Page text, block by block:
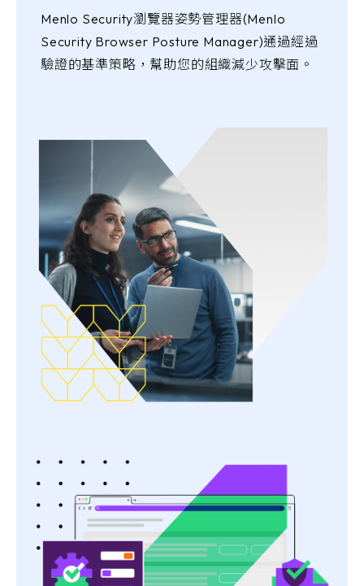
Menlo Security瀏覽器姿勢管理器(Menlo
Security Browser Posture Manager)通過經過
驗證的基準策略，幫助您的組織減少攻擊面。